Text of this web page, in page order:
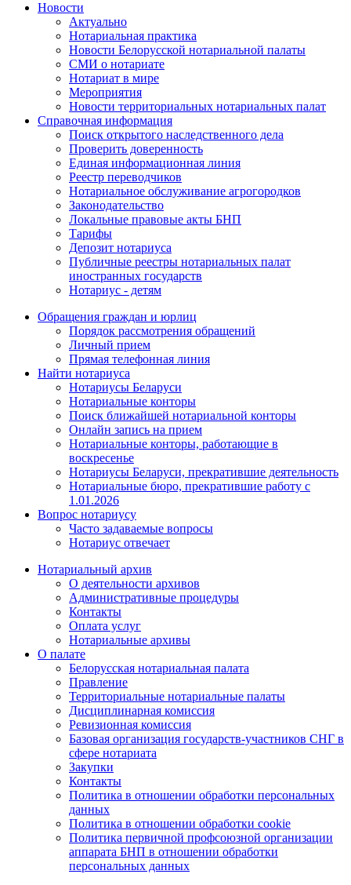
Новости
Актуально
Нотариальная практика
Новости Белорусской нотариальной палаты
СМИ о нотариате
Нотариат в мире
Мероприятия
Новости территориальных нотариальных палат
Справочная информация
Поиск открытого наследственного дела
Проверить доверенность
Единая информационная линия
Реестр переводчиков
Нотариальное обслуживание агрогородков
Законодательство
Локальные правовые акты БНП
Тарифы
Депозит нотариуса
Публичные реестры нотариальных палат
иностранных государств
Нотариус - детям
Обращения граждан и юрлиц
Порядок рассмотрения обращений
Личный прием
Прямая телефонная линия
Найти нотариуса
Нотариусы Беларуси
Нотариальные конторы
Поиск ближайшей нотариальной конторы
Онлайн запись на прием
Нотариальные конторы, работающие в
воскресенье
Нотариусы Беларуси, прекратившие деятельность
Нотариальные бюро, прекратившие работу с
1.01.2026
Вопрос нотариусу
Часто задаваемые вопросы
Нотариус отвечает
Нотариальный архив
О деятельности архивов
Административные процедуры
Контакты
Оплата услуг
Нотариальные архивы
О палате
Белорусская нотариальная палата
Правление
Территориальные нотариальные палаты
Дисциплинарная комиссия
Ревизионная комиссия
Базовая организация государств-участников СНГ в
сфере нотариата
Закупки
Контакты
Политика в отношении обработки персональных
данных
Политика в отношении обработки cookie
Политика первичной профсоюзной организации
аппарата БНП в отношении обработки
персональных данных